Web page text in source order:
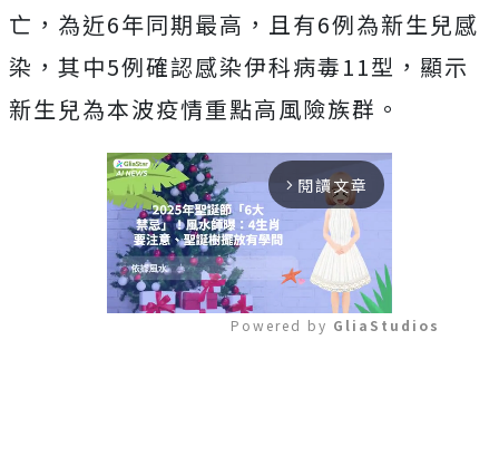
亡，為近6年同期最高，且有6例為新生兒感
染，其中5例確認感染伊科病毒11型，顯示
新生兒為本波疫情重點高風險族群。
arrow_forward_ios 閱讀文章
Powered by GliaStudios